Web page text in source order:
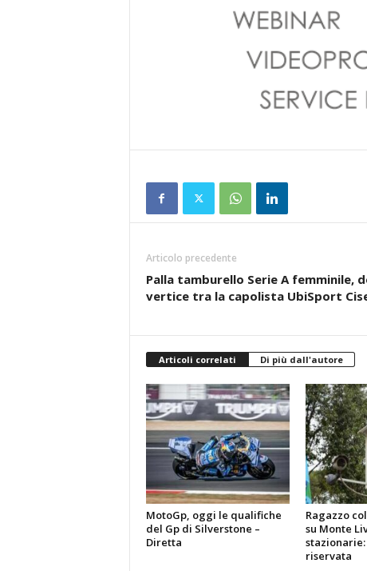
Articolo precedente
Palla tamburello Serie A femminile,
vertice tra la capolista UbiSport
Articoli correlati Di più dall'autore
MotoGp, oggi le qualifiche
del Gp di Silverstone –
Diretta
Ragazzo
su Monte
riservata